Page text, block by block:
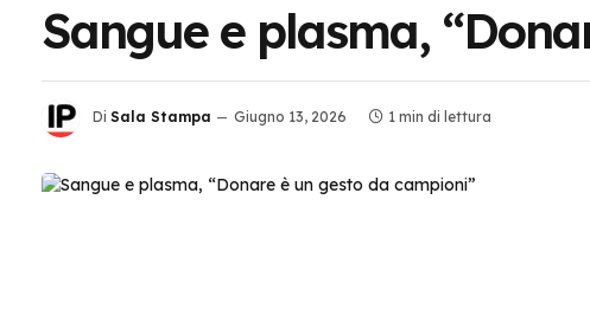
Sangue e plasma,
Di Sala Stampa Giugno 13, 2026 1 min di lettura